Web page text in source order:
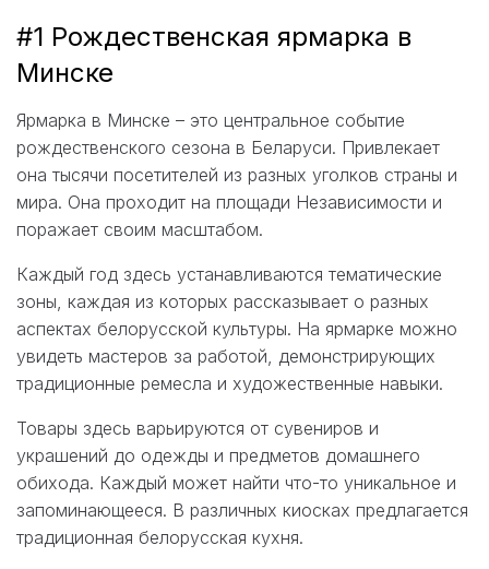
#1 Рождественская ярмарка в
Минске
Ярмарка в Минске – это центральное событие
рождественского сезона в Беларуси. Привлекает
она тысячи посетителей из разных уголков страны и
мира. Она проходит на площади Независимости и
поражает своим масштабом.
Каждый год здесь устанавливаются тематические
зоны, каждая из которых рассказывает о разных
аспектах белорусской культуры. На ярмарке можно
увидеть мастеров за работой, демонстрирующих
традиционные ремесла и художественные навыки.
Товары здесь варьируются от сувениров и
украшений до одежды и предметов домашнего
обихода. Каждый может найти что-то уникальное и
запоминающееся. В различных киосках предлагается
традиционная белорусская кухня.